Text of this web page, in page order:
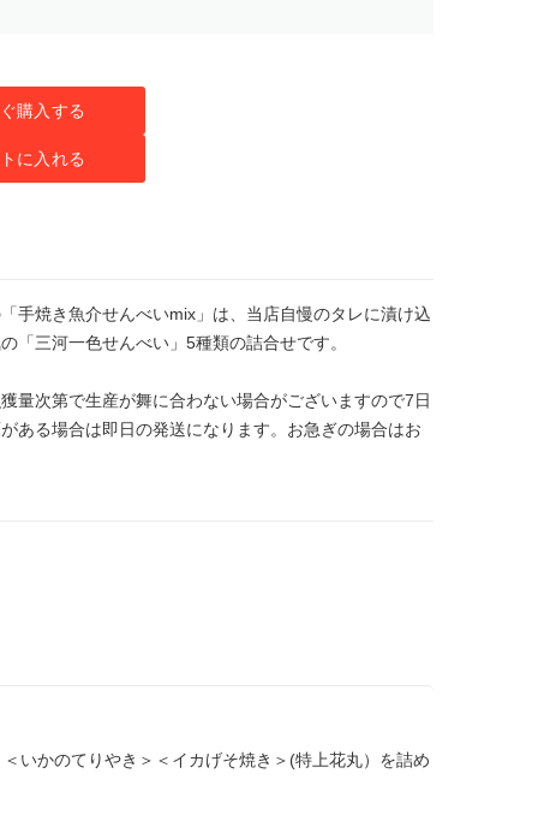
購入する
に入れる
手焼き魚介せんべいmix」は、当店自慢のタレに漬け込
「三河一色せんべい」5種類の詰合せです。
量次第で生産が舞に合わない場合がございますので7日
ある場合は即日の発送になります。お急ぎの場合はお
いかのてりやき＞＜イカげそ焼き＞(特上花丸）を詰め